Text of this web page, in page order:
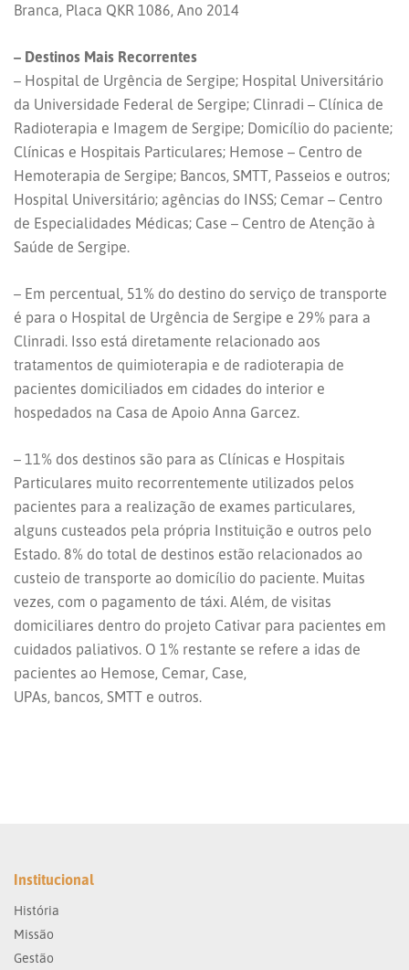
Branca, Placa QKR 1086, Ano 2014
– Destinos Mais Recorrentes
– Hospital de Urgência de Sergipe; Hospital Universitário
da Universidade Federal de Sergipe; Clinradi – Clínica de
Radioterapia e Imagem de Sergipe; Domicílio do paciente;
Clínicas e Hospitais Particulares; Hemose – Centro de
Hemoterapia de Sergipe; Bancos, SMTT, Passeios e outros;
Hospital Universitário; agências do INSS; Cemar – Centro
de Especialidades Médicas; Case – Centro de Atenção à
Saúde de Sergipe.
– Em percentual, 51% do destino do serviço de transporte
é para o Hospital de Urgência de Sergipe e 29% para a
Clinradi. Isso está diretamente relacionado aos
tratamentos de quimioterapia e de radioterapia de
pacientes domiciliados em cidades do interior e
hospedados na Casa de Apoio Anna Garcez.
– 11% dos destinos são para as Clínicas e Hospitais
Particulares muito recorrentemente utilizados pelos
pacientes para a realização de exames particulares,
alguns custeados pela própria Instituição e outros pelo
Estado. 8% do total de destinos estão relacionados ao
custeio de transporte ao domicílio do paciente. Muitas
vezes, com o pagamento de táxi. Além, de visitas
domiciliares dentro do projeto Cativar para pacientes em
cuidados paliativos. O 1% restante se refere a idas de
pacientes ao Hemose, Cemar, Case,
UPAs, bancos, SMTT e outros.
Institucional
História
Missão
Gestão